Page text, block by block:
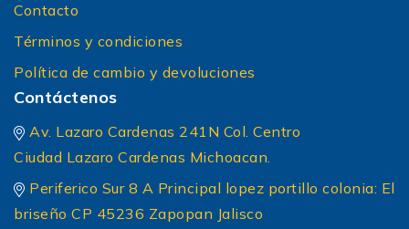
Contacto
Términos y condiciones
Política de cambio y devoluciones
Contáctenos
Av. Lazaro Cardenas 241N Col. Centro
Ciudad Lazaro Cardenas Michoacan.
Periferico Sur 8 A Principal lopez portillo colonia: El
briseño CP 45236 Zapopan Jalisco